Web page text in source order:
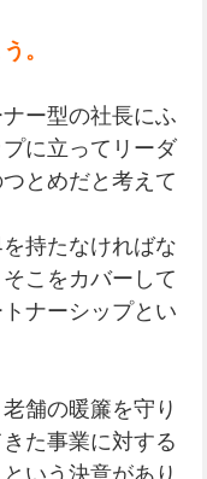
。
ー型の社長にふ
に立ってリーダ
とめだと考えて
持たなければな
こをカバーして
ナーシップとい
舗の暖簾を守り
た事業に対する